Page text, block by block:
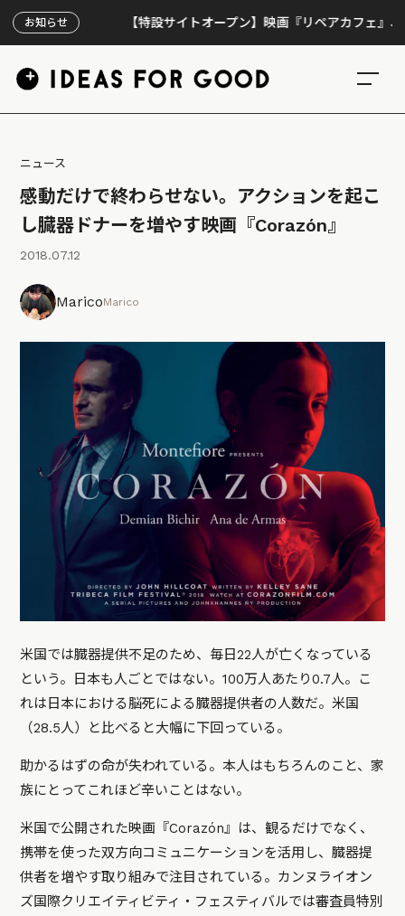
お知らせ【特設サイトオープン】映画『リペアカフェ』、上映300
ニュース
感動だけで終わらせない。アクションを起こ
し臓器ドナーを増やす映画『Corazón』
2018.07.12
MaricoMarico
米国では臓器提供不足のため、毎日22人が亡くなっている
という。日本も人ごとではない。100万人あたり0.7人。こ
れは日本における脳死による臓器提供者の人数だ。米国
（28.5人）と比べると大幅に下回っている。
助かるはずの命が失われている。本人はもちろんのこと、家
族にとってこれほど辛いことはない。
米国で公開された映画『Corazón』は、観るだけでなく、
携帯を使った双方向コミュニケーションを活用し、臓器提
供者を増やす取り組みで注目されている。カンヌライオン
ズ国際クリエイティビティ・フェスティバルでは審査員特別